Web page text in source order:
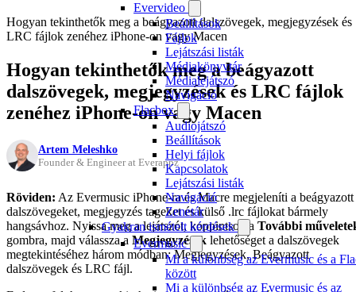
Evervideo
Beállítások
Fájlok
Lejátszási listák
Médiakönyvtár
Médialejátszó
Navigáció
Flacbox
Audiojátszó
Beállítások
Helyi fájlok
Kapcsolatok
Lejátszási listák
Navigáció
Zenetár
Gyakran ismételt kérdések
Evermusic
Mi a különbség az Evermusic és a
között
Mi a különbség az Evermusic és az
Hogyan tekinthetők meg a beágyazott dalszövegek, megjegyzések és
LRC fájlok zenéhez iPhone-on vagy Macen
Hogyan tekinthetők meg a beágyazott
dalszövegek, megjegyzések és LRC fájlok
zenéhez iPhone-on vagy Macen
Artem Meleshko
Founder & Engineer at Everappz
Röviden: Az Evermusic iPhone-ra és Macre megjeleníti a beágyazott
dalszövegeket, megjegyzés tageket és külső .lrc fájlokat bármely
hangsávhoz. Nyissa meg a lejátszót, koppintson a További
gombra, majd válassza a Megjegyzések lehetőséget a dalszövegek
megtekintéséhez három módban: Megjegyzések, Beágyazott
dalszövegek és LRC fájl.